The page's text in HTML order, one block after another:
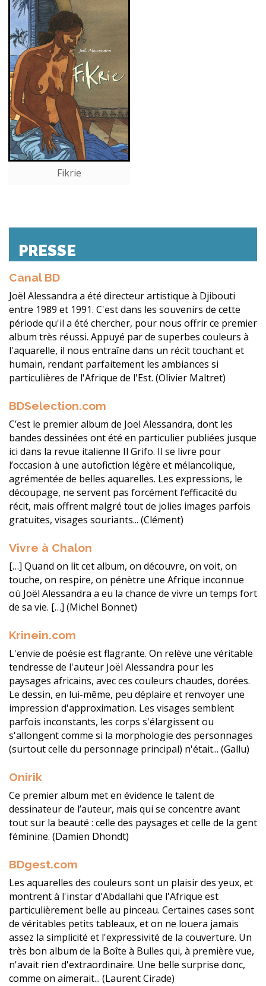
Fikrie
PRESSE
Canal BD
Joël Alessandra a été directeur artistique à Djibouti
entre 1989 et 1991. C'est dans les souvenirs de cette
période qu'il a été chercher, pour nous offrir ce premier
album très réussi. Appuyé par de superbes couleurs à
l'aquarelle, il nous entraîne dans un récit touchant et
humain, rendant parfaitement les ambiances si
particulières de l'Afrique de l'Est. (Olivier Maltret)
BDSelection.com
C’est le premier album de Joel Alessandra, dont les
bandes dessinées ont été en particulier publiées jusque
ici dans la revue italienne Il Grifo. Il se livre pour
l’occasion à une autofiction légère et mélancolique,
agrémentée de belles aquarelles. Les expressions, le
découpage, ne servent pas forcément l’efficacité du
récit, mais offrent malgré tout de jolies images parfois
gratuites, visages souriants... (Clément)
Vivre à Chalon
[…] Quand on lit cet album, on découvre, on voit, on
touche, on respire, on pénètre une Afrique inconnue
où Joël Alessandra a eu la chance de vivre un temps fort
de sa vie. […] (Michel Bonnet)
Krinein.com
L'envie de poésie est flagrante. On relève une véritable
tendresse de l'auteur Joël Alessandra pour les
paysages africains, avec ces couleurs chaudes, dorées.
Le dessin, en lui-même, peu déplaire et renvoyer une
impression d'approximation. Les visages semblent
parfois inconstants, les corps s'élargissent ou
s'allongent comme si la morphologie des personnages
(surtout celle du personnage principal) n'était... (Gallu)
Onirik
Ce premier album met en évidence le talent de
dessinateur de l’auteur, mais qui se concentre avant
tout sur la beauté : celle des paysages et celle de la gent
féminine. (Damien Dhondt)
BDgest.com
Les aquarelles des couleurs sont un plaisir des yeux, et
montrent à l'instar d'Abdallahi que l'Afrique est
particulièrement belle au pinceau. Certaines cases sont
de véritables petits tableaux, et on ne louera jamais
assez la simplicité et l'expressivité de la couverture. Un
très bon album de la Boîte à Bulles qui, à première vue,
n'avait rien d'extraordinaire. Une belle surprise donc,
comme on aimerait... (Laurent Cirade)